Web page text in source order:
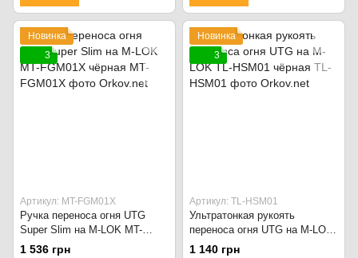
Новинка
3
Артикул: MT-FGM01X
Ручка переноса огня UTG
Super Slim на M-LOK MT-
FGM01X чёрная
1 536 грн
Новинка
3
Артикул: TL-HSM01
Ультратонкая рукоять
переноса огня UTG на M-LOK
TL-HSM01 чёрная
1 140 грн